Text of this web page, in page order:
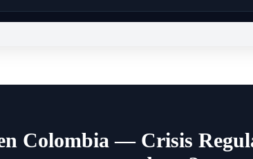
Colombia — Crisis